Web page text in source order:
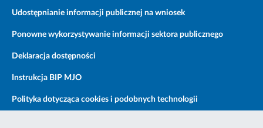
Udostępnianie informacji publicznej na wniosek
Ponowne wykorzystywanie informacji sektora publicznego
Deklaracja dostępności
Instrukcja BIP MJO
Polityka dotycząca cookies i podobnych technologii